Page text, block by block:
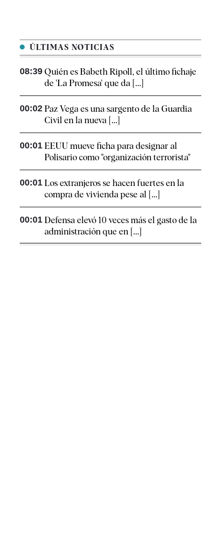
ÚLTIMAS NOTICIAS
08:39 Quién es Babeth Ripoll, el último fichaje
de 'La Promesa' que da [...]
00:02 Paz Vega es una sargento de la Guardia
Civil en la nueva [...]
00:01 EEUU mueve ficha para designar al
Polisario como "organización terrorista"
00:01 Los extranjeros se hacen fuertes en la
compra de vivienda pese al [...]
00:01 Defensa elevó 10 veces más el gasto de la
administración que en [...]